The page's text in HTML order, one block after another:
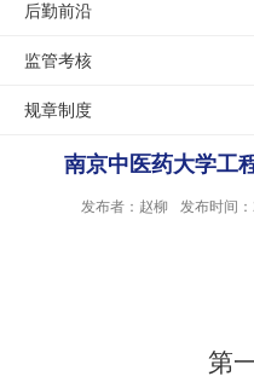
后勤前沿
监管考核
规章制度
南京中医药大学工
发布者：赵柳 发布时间
第